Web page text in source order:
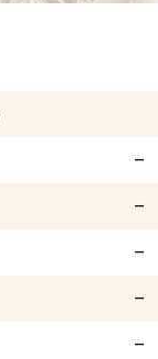
–
–
–
–
–